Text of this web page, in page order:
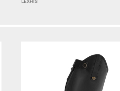
LEXHIS